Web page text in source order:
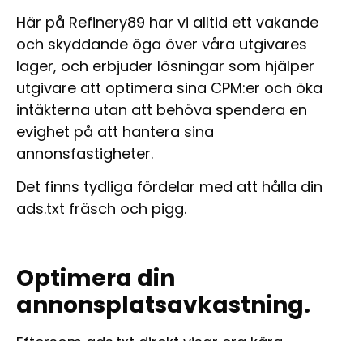
Här på Refinery89 har vi alltid ett vakande
och skyddande öga över våra utgivares
lager, och erbjuder lösningar som hjälper
utgivare att optimera sina CPM:er och öka
intäkterna utan att behöva spendera en
evighet på att hantera sina
annonsfastigheter.
Det finns tydliga fördelar med att hålla din
ads.txt fräsch och pigg.
Optimera din
annonsplatsavkastning.